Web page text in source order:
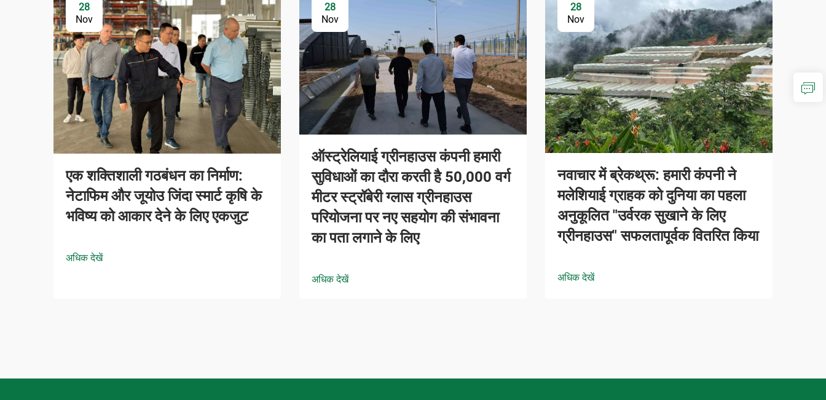
28
Nov
एक शक्तिशाली गठबंधन का निर्माण:
नेटाफिम और जूयोउ जिंदा स्मार्ट कृषि के
भविष्य को आकार देने के लिए एकजुट
अधिक देखें
28
Nov
ऑस्ट्रेलियाई ग्रीनहाउस कंपनी हमारी
सुविधाओं का दौरा करती है 50,000 वर्ग
मीटर स्ट्रॉबेरी ग्लास ग्रीनहाउस
परियोजना पर नए सहयोग की संभावना
का पता लगाने के लिए
अधिक देखें
28
Nov
नवाचार में ब्रेकथ्रू: हमारी कंपनी ने
मलेशियाई ग्राहक को दुनिया का पहला
अनुकूलित "उर्वरक सुखाने के लिए
ग्रीनहाउस" सफलतापूर्वक वितरित किया
अधिक देखें